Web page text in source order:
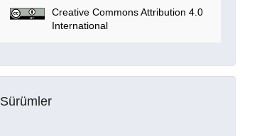
Creative Commons Attribution 4.0
International
Sürümler